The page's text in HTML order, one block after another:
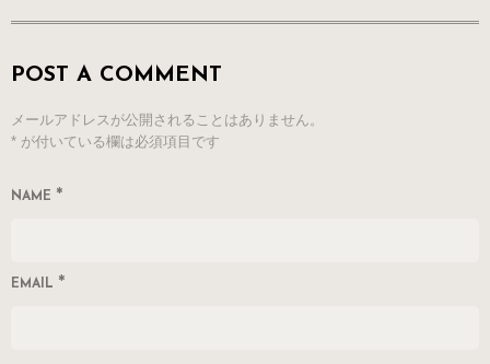
POST A COMMENT
メールアドレスが公開されることはありません。
* が付いている欄は必須項目です
NAME *
EMAIL *